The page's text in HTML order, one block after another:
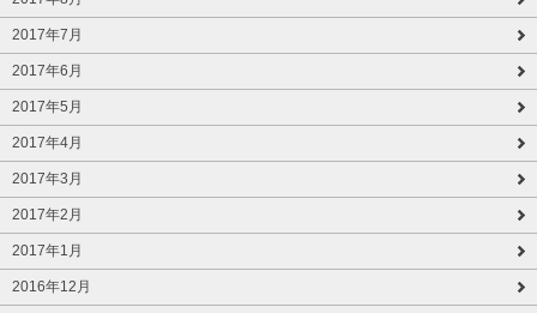
2017年7月
2017年6月
2017年5月
2017年4月
2017年3月
2017年2月
2017年1月
2016年12月